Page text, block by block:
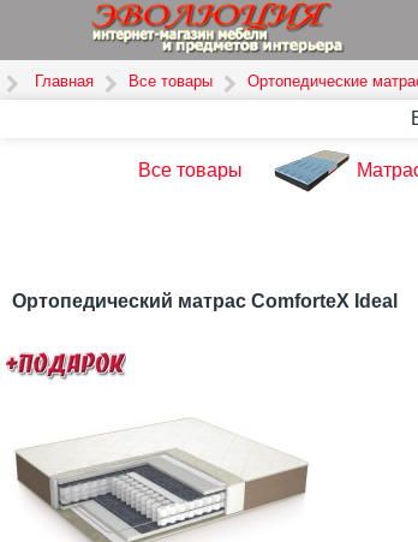
Главная Все товары Ортопедические
Все товары
Ортопедический матрас ComforteX Ideal